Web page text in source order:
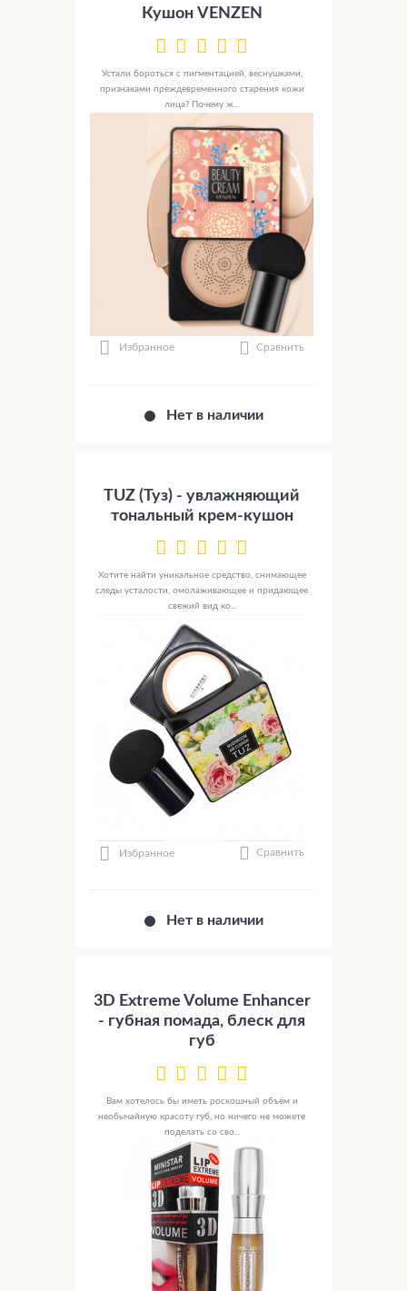
Кушон VENZEN
Устали бороться с пигментацией, веснушками,
признаками преждевременного старения кожи
лица? Почему ж...
Избранное Сравнить
Нет в наличии
TUZ (Туз) - увлажняющий
тональный крем-кушон
Хотите найти уникальное средство, снимающее
следы усталости, омолаживающее и придающее
свежий вид ко...
Избранное Сравнить
Нет в наличии
3D Extreme Volume Enhancer
- губная помада, блеск для
губ
Вам хотелось бы иметь роскошный объём и
необычайную красоту губ, но ничего не можете
поделать со сво...